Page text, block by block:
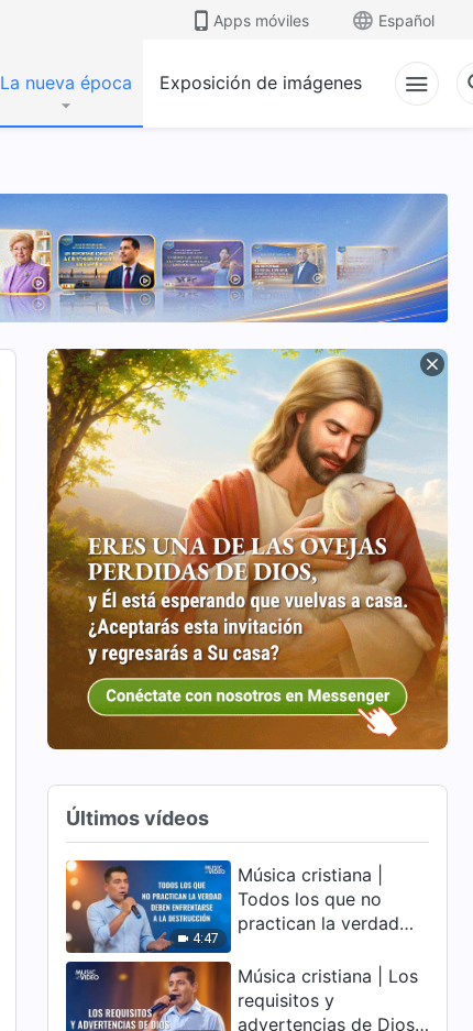
Apps móviles Español
La nueva época Exposición de imágenes
Últimos vídeos
4:47
Música cristiana |
Todos los que no
practican la verdad
destrucción
Música cristiana | Los
requisitos y
advertencias de Dios